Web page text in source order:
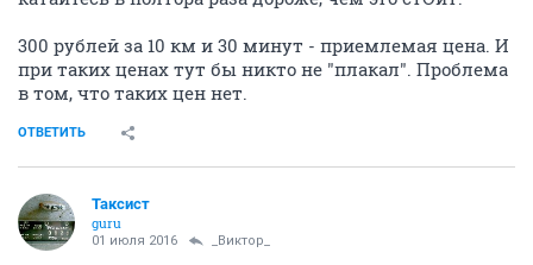
300 рублей за 10 км и 30 минут - приемлемая цена. И
при таких ценах тут бы никто не "плакал". Проблема
в том, что таких цен нет.
ОТВЕТИТЬ
Таксист
guru
01 июля 2016 _Виктор_